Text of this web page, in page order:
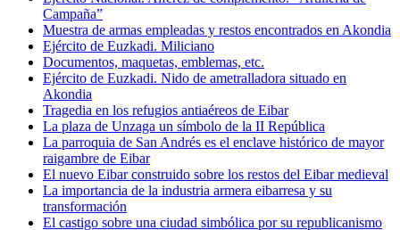
Campaña”
Muestra de armas empleadas y restos encontrados en Akondia
Ejército de Euzkadi. Miliciano
Documentos, maquetas, emblemas, etc.
Ejército de Euzkadi. Nido de ametralladora situado en
Akondia
Tragedia en los refugios antiaéreos de Eibar
La plaza de Unzaga un símbolo de la II República
La parroquia de San Andrés es el enclave histórico de mayor
raigambre de Eibar
El nuevo Eibar construido sobre los restos del Eibar medieval
La importancia de la industria armera eibarresa y su
transformación
El castigo sobre una ciudad simbólica por su republicanismo